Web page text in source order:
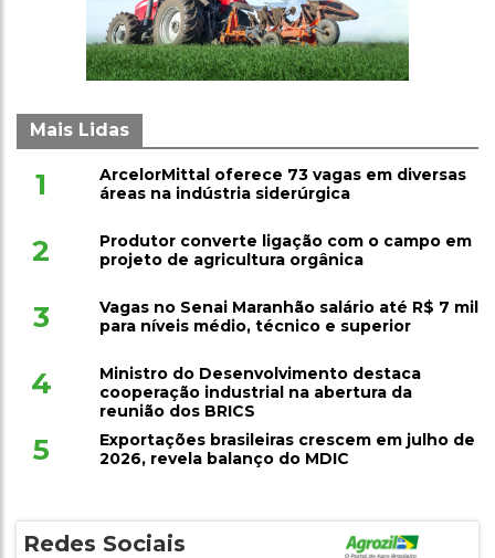
Mais Lidas
1
ArcelorMittal oferece 73 vagas em diversas
áreas na indústria siderúrgica
2
Produtor converte ligação com o campo em
projeto de agricultura orgânica
3
Vagas no Senai Maranhão salário até R$ 7 mil
para níveis médio, técnico e superior
4
Ministro do Desenvolvimento destaca
cooperação industrial na abertura da
reunião dos BRICS
5
Exportações brasileiras crescem em julho de
2026, revela balanço do MDIC
Redes Sociais